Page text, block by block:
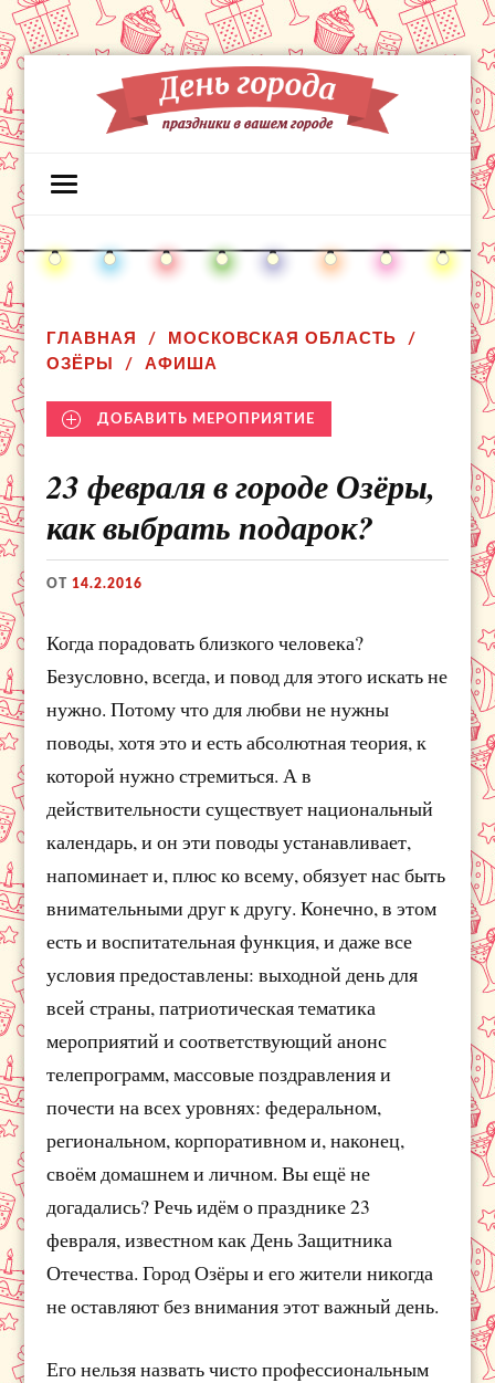
ГЛАВНАЯ
МОСКОВСКАЯ ОБЛАСТЬ
ОЗЁРЫ
АФИША
ДОБАВИТЬ МЕРОПРИЯТИЕ
23 февраля в городе Озёры,
как выбрать подарок?
ОТ14.2.2016
Когда порадовать близкого человека?
Безусловно, всегда, и повод для этого искать не
нужно. Потому что для любви не нужны
поводы, хотя это и есть абсолютная теория, к
которой нужно стремиться. А в
действительности существует национальный
календарь, и он эти поводы устанавливает,
напоминает и, плюс ко всему, обязует нас быть
внимательными друг к другу. Конечно, в этом
есть и воспитательная функция, и даже все
условия предоставлены: выходной день для
всей страны, патриотическая тематика
мероприятий и соответствующий анонс
телепрограмм, массовые поздравления и
почести на всех уровнях: федеральном,
региональном, корпоративном и, наконец,
своём домашнем и личном. Вы ещё не
догадались? Речь идём о празднике 23
февраля, известном как День Защитника
Отечества. Город Озёры и его жители никогда
не оставляют без внимания этот важный день.
Его нельзя назвать чисто профессиональным